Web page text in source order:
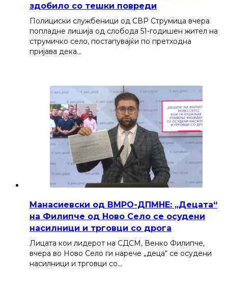
здобило со тешки повреди
Полициски службеници од СВР Струмица вчера
попладне лишија од слобода 51-годишен жител на
струмичко село, постапувајќи по претходна
пријава дека…
Манасиевски од ВМРО-ДПМНЕ: „Децата“
на Филипче од Ново Село се осудени
насилници и трговци со дрога
Лицата кои лидерот на СДСМ, Венко Филипче,
вчера во Ново Село ги нарече „деца“ се осудени
насилници и трговци со…